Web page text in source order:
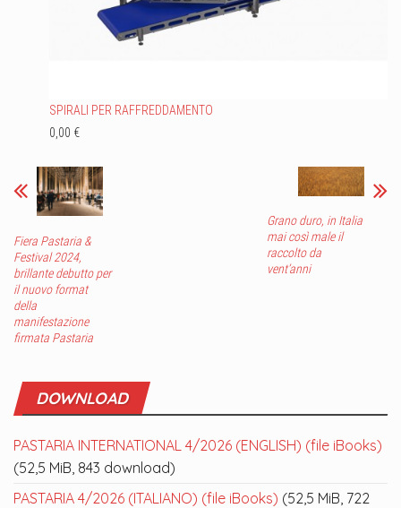
SPIRALI PER RAFFREDDAMENTO
0,00 €
Fiera Pastaria &
Festival 2024,
brillante debutto per
il nuovo format
della
manifestazione
firmata Pastaria
Grano duro, in Italia
mai così male il
raccolto da
vent’anni
DOWNLOAD
PASTARIA INTERNATIONAL 4/2026 (ENGLISH) (file iBooks)
(52,5 MiB, 843 download)
PASTARIA 4/2026 (ITALIANO) (file iBooks) (52,5 MiB, 722